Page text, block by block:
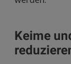
Keime